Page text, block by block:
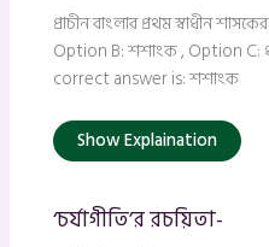
প্রাচীন বাংলার প্রথম স্বাধীন
Option B: শশাংক , Option C:
correct answer is: শশাংক
Show Explaination
‘চর্যাগীতি’র রচয়িতা-